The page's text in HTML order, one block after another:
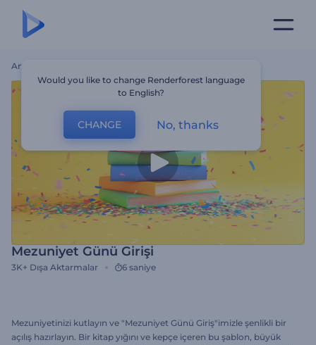
Ana Sayfa
Mezuniyet Günü Girişi
3K+ Dışa Aktarmalar 6 saniye
Mezuniyetinizi kutlayın ve "Mezuniyet Günü Giriş"imizle şenlikli bir
açılış hazırlayın. Bir kitap yığını ve kepçe içeren bu şablon, büyük
Would you like to change Renderforest language
to English?
CHANGE No, thanks